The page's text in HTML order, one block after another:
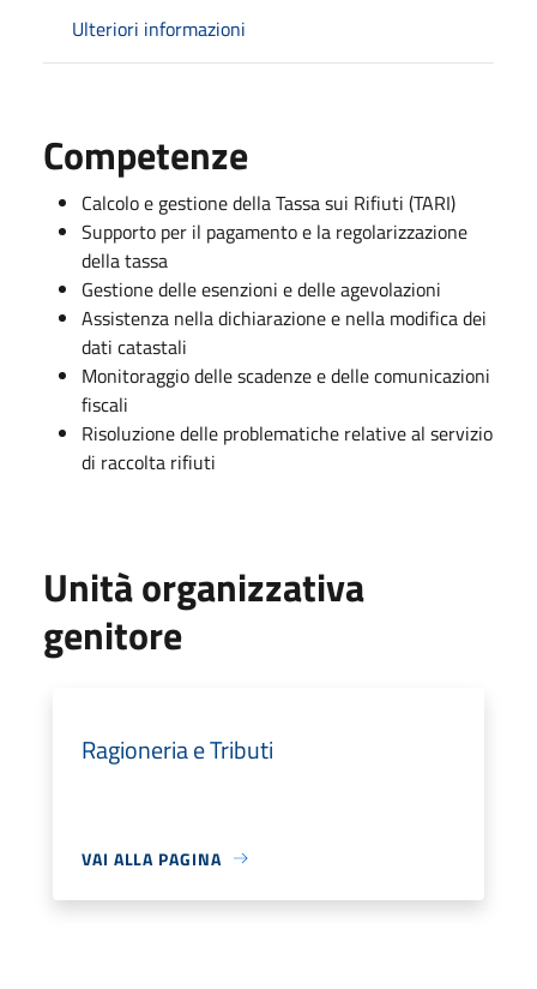
Ulteriori informazioni
Competenze
Calcolo e gestione della Tassa sui Rifiuti (TARI)
Supporto per il pagamento e la regolarizzazione
della tassa
Gestione delle esenzioni e delle agevolazioni
Assistenza nella dichiarazione e nella modifica dei
dati catastali
Monitoraggio delle scadenze e delle comunicazioni
fiscali
Risoluzione delle problematiche relative al servizio
di raccolta rifiuti
Unità organizzativa
genitore
Ragioneria e Tributi
VAI ALLA PAGINA